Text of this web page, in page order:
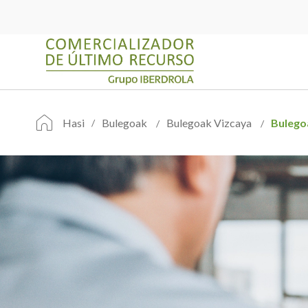
Hasi Bulegoak Bulegoak Vizcaya